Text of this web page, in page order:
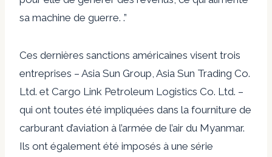
sa machine de guerre. .”
Ces dernières sanctions américaines visent trois
entreprises – Asia Sun Group, Asia Sun Trading Co.
Ltd. et Cargo Link Petroleum Logistics Co. Ltd. –
qui ont toutes été impliquées dans la fourniture de
carburant d’aviation à l’armée de l’air du Myanmar.
Ils ont également été imposés à une série